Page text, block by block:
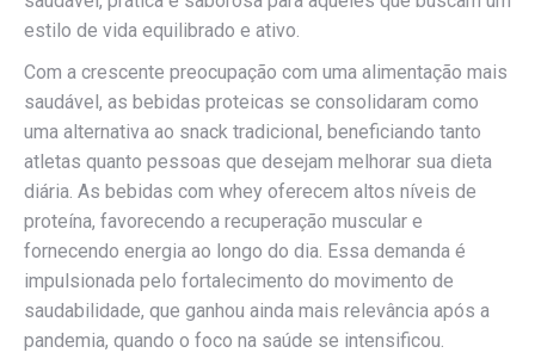
estilo de vida equilibrado e ativo.
Com a crescente preocupação com uma alimentação mais
saudável, as bebidas proteicas se consolidaram como
uma alternativa ao snack tradicional, beneficiando tanto
atletas quanto pessoas que desejam melhorar sua dieta
diária. As bebidas com whey oferecem altos níveis de
proteína, favorecendo a recuperação muscular e
fornecendo energia ao longo do dia. Essa demanda é
impulsionada pelo fortalecimento do movimento de
saudabilidade, que ganhou ainda mais relevância após a
pandemia, quando o foco na saúde se intensificou.